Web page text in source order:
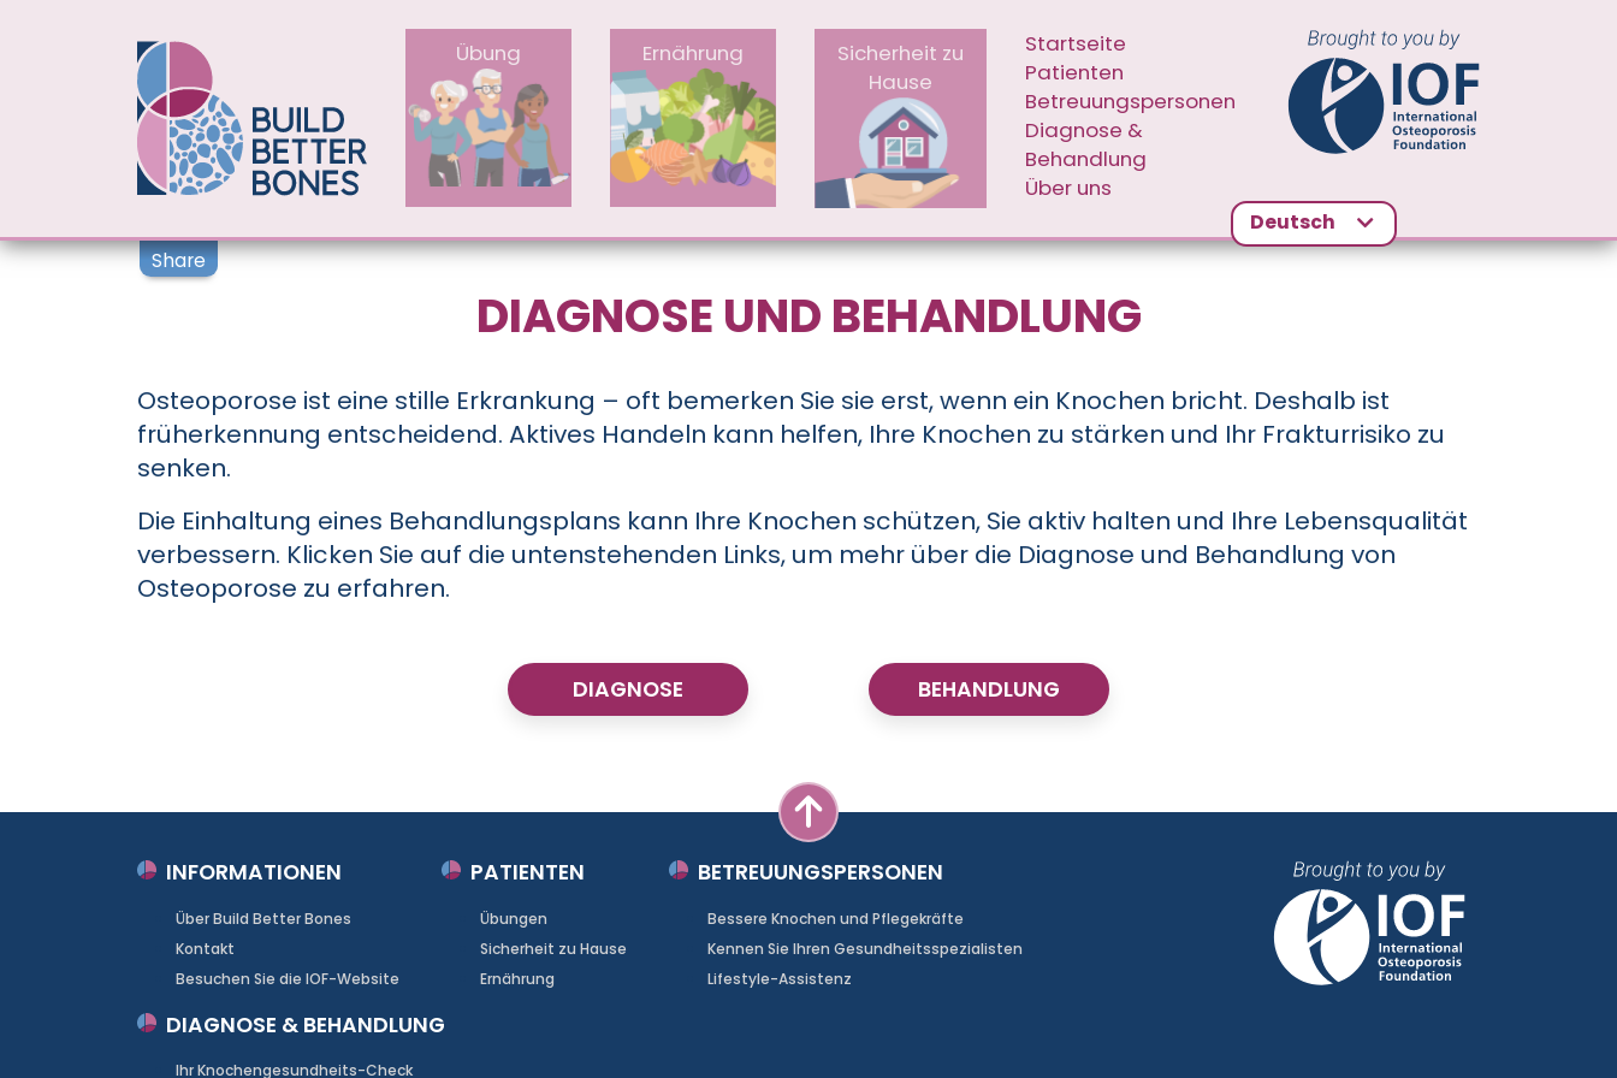
Share
MAIN NAVIGATION
Übung Ernährung
Sicherheit zu
Hause
MAIN NAVIGATION SECOND
Startseite
Patienten
Betreuungspersonen
Diagnose &
Behandlung
Über uns
Deutsch
DIAGNOSE UND BEHANDLUNG
Osteoporose ist eine stille Erkrankung – oft bemerken Sie sie erst, wenn ein Knochen bricht. Deshalb ist
früherkennung entscheidend. Aktives Handeln kann helfen, Ihre Knochen zu stärken und Ihr Frakturrisiko zu
senken.
Die Einhaltung eines Behandlungsplans kann Ihre Knochen schützen, Sie aktiv halten und Ihre Lebensqualität
verbessern. Klicken Sie auf die untenstehenden Links, um mehr über die Diagnose und Behandlung von
Osteoporose zu erfahren.
DIAGNOSE BEHANDLUNG
INFORMATIONEN
Über Build Better Bones
Kontakt
Besuchen Sie die IOF-Website
PATIENTEN
Übungen
Sicherheit zu Hause
Ernährung
BETREUUNGSPERSONEN
Bessere Knochen und Pflegekräfte
Kennen Sie Ihren Gesundheitsspezialisten
Lifestyle-Assistenz
DIAGNOSE & BEHANDLUNG
Ihr Knochengesundheits-Check